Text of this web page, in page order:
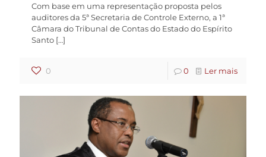
Com base em uma representação proposta pelos
auditores da 5ª Secretaria de Controle Externo, a 1ª
Câmara do Tribunal de Contas do Estado do Espírito
Santo […]
0 0 Ler mais